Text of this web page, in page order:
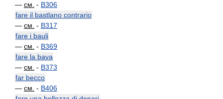
— см. - B306
fare il bastlano contrario
— см. - B317
fare i bauli
— см. - B369
fare la bava
— см. - B373
far becco
— см. - B406